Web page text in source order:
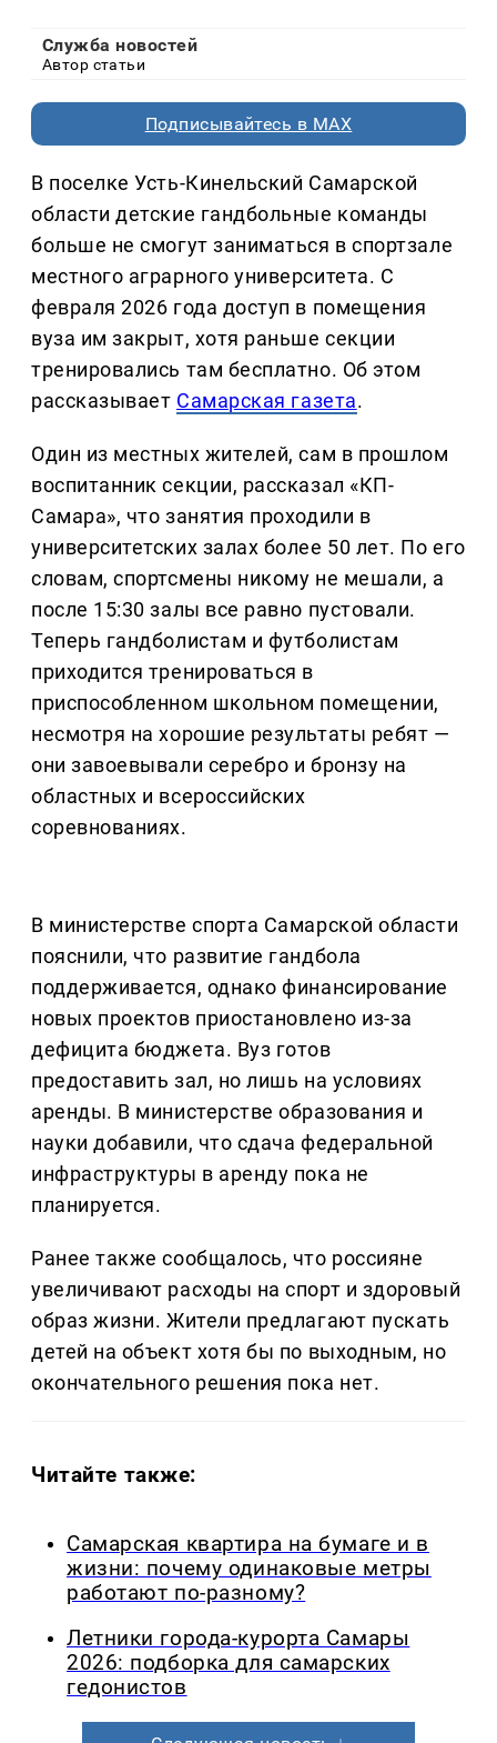
Служба новостей
Автор статьи
Подписывайтесь в MAX
В поселке Усть-Кинельский Самарской
области детские гандбольные команды
больше не смогут заниматься в спортзале
местного аграрного университета. С
февраля 2026 года доступ в помещения
вуза им закрыт, хотя раньше секции
тренировались там бесплатно. Об этом
рассказывает Самарская газета.
Один из местных жителей, сам в прошлом
воспитанник секции, рассказал «КП-
Самара», что занятия проходили в
университетских залах более 50 лет. По его
словам, спортсмены никому не мешали, а
после 15:30 залы все равно пустовали.
Теперь гандболистам и футболистам
приходится тренироваться в
приспособленном школьном помещении,
несмотря на хорошие результаты ребят —
они завоевывали серебро и бронзу на
областных и всероссийских
соревнованиях.
В министерстве спорта Самарской области
пояснили, что развитие гандбола
поддерживается, однако финансирование
новых проектов приостановлено из-за
дефицита бюджета. Вуз готов
предоставить зал, но лишь на условиях
аренды. В министерстве образования и
науки добавили, что сдача федеральной
инфраструктуры в аренду пока не
планируется.
Ранее также сообщалось, что россияне
увеличивают расходы на спорт и здоровый
образ жизни. Жители предлагают пускать
детей на объект хотя бы по выходным, но
окончательного решения пока нет.
Читайте также:
Самарская квартира на бумаге и в
жизни: почему одинаковые метры
работают по-разному?
Летники города-курорта Самары
2026: подборка для самарских
гедонистов